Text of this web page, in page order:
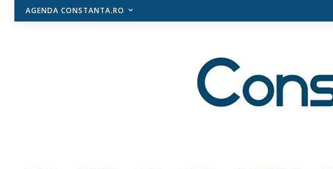
AGENDA CONSTANTA.RO